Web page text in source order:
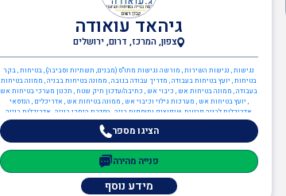
גיהאד עואודה
צפון, המרכז, דרום, ירושלים
נגישות , נגישות השירות , מורשה נגישות מתו"ס (מבנים, תשתיות וסביבה) , בטיחות , בקר
בטיחות , יועץ בטיחות בעבודה , מדריך עבודה בגובה , ממונה בטיחות בבניה , ממונה בטיחות
בעבודה , ממונה בטיחות אש , כיבוי אש , כתיבה/עדכון תיק שטח , תכנון מערכי בטיחות אש
, יועץ בטיחות אש , מערכות גילוי וכיבוי אש , ממונה בטיחות אש , אדריכלים , הנדסאי
אדריכלות לבניה פרטית, שיפוצים ותוספות בניה , הסדרת היתרי בנייה , אדריכלות בנייה
פרטית , אדריכלות בינוי/תכנון ערים , תכנון בנייני משרדים , ענף הבנייה , הנדסאי בניין ,
הנדסאי אדריכלות לבניה פרטית, שיפוצים ותוספות בניה , עוזר בטיחות , מנהל עבודה ,
מנהלי פרויקטים , מהנדס מבנים קונסטרוקטור , מפקחים בבנייה , ממונה בטיחות בבניה ,
מהנדסים והנדסאים , מהנדס בקרה , מהנדס אזרחי , מהנדס תעשייה וניהול , מהנדס מבנים
קונסטרוקטור , מעצבי פנים
הציגו מספר
פנייה מהירה
מידע נוסף